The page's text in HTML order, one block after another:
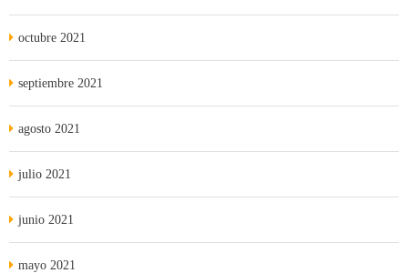
octubre 2021
septiembre 2021
agosto 2021
julio 2021
junio 2021
mayo 2021